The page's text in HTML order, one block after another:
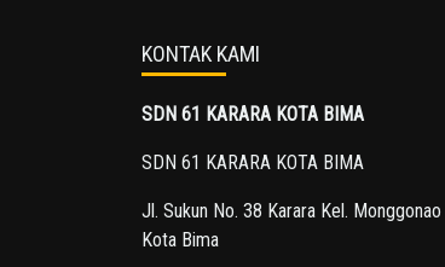
KONTAK KAMI
SDN 61 KARARA KOTA BIMA
SDN 61 KARARA KOTA BIMA
Jl. Sukun No. 38 Karara Kel.
Kota Bima